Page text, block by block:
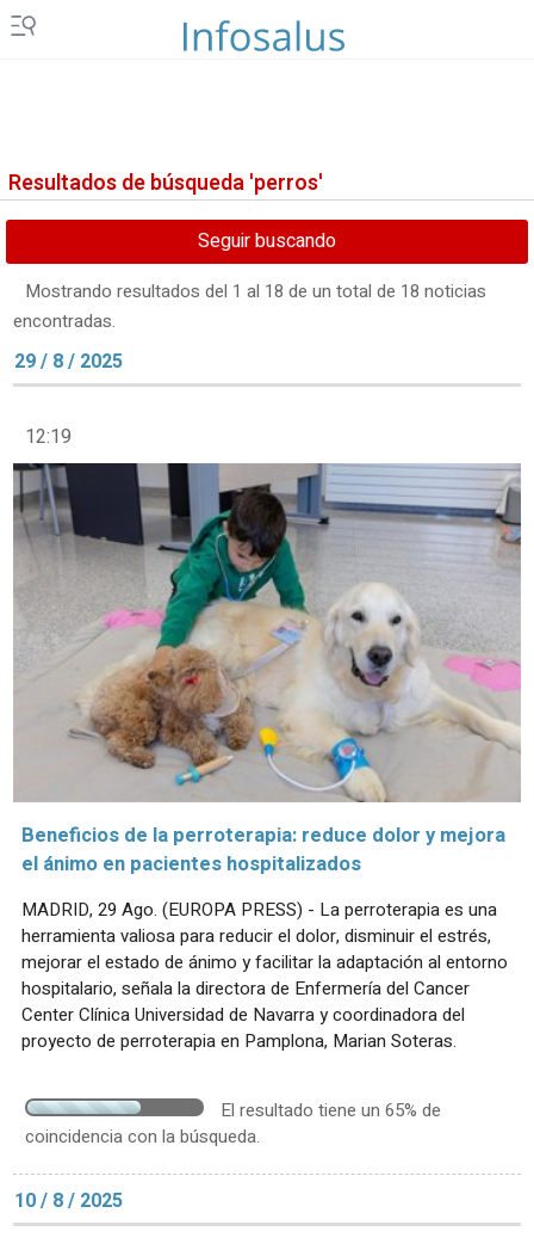
Resultados de búsqueda 'perros'
Seguir buscando
Mostrando resultados del 1 al 18 de un total de 18 noticias
encontradas.
29 / 8 / 2025
12:19
Beneficios de la perroterapia: reduce dolor y mejora
el ánimo en pacientes hospitalizados
MADRID, 29 Ago. (EUROPA PRESS) - La perroterapia es una
herramienta valiosa para reducir el dolor, disminuir el estrés,
mejorar el estado de ánimo y facilitar la adaptación al entorno
hospitalario, señala la directora de Enfermería del Cancer
Center Clínica Universidad de Navarra y coordinadora del
proyecto de perroterapia en Pamplona, Marian Soteras.
El resultado tiene un 65% de
coincidencia con la búsqueda.
10 / 8 / 2025